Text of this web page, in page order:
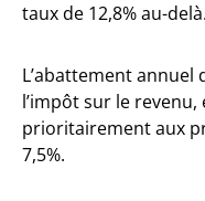
taux de 12,8% au-delà.
L’abattement annuel
l’impôt sur le revenu,
prioritairement aux
7,5%.